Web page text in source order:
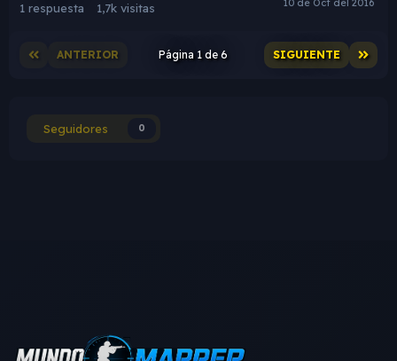
1 respuesta 1,7k visitas
ANTERIOR SIGUIENTE
Página 1 de 6
Seguidores 0